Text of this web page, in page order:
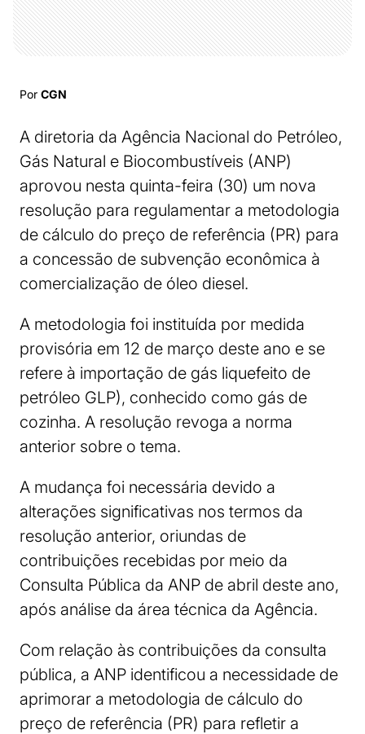
Por CGN
A diretoria da Agência Nacional do Petróleo,
Gás Natural e Biocombustíveis (ANP)
aprovou nesta quinta-feira (30) um nova
resolução para regulamentar a metodologia
de cálculo do preço de referência (PR) para
a concessão de subvenção econômica à
comercialização de óleo diesel.
A metodologia foi instituída por medida
provisória em 12 de março deste ano e se
refere à importação de gás liquefeito de
petróleo GLP), conhecido como gás de
cozinha. A resolução revoga a norma
anterior sobre o tema.
A mudança foi necessária devido a
alterações significativas nos termos da
resolução anterior, oriundas de
contribuições recebidas por meio da
Consulta Pública da ANP de abril deste ano,
após análise da área técnica da Agência.
Com relação às contribuições da consulta
pública, a ANP identificou a necessidade de
aprimorar a metodologia de cálculo do
preço de referência (PR) para refletir a